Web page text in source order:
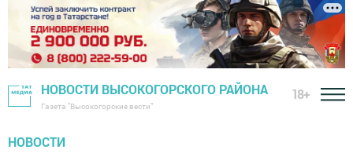
НОВОСТИ ВЫСОКОГОРСКОГО РАЙОНА
Газета "Высокогорские вести"
18+
НОВОСТИ